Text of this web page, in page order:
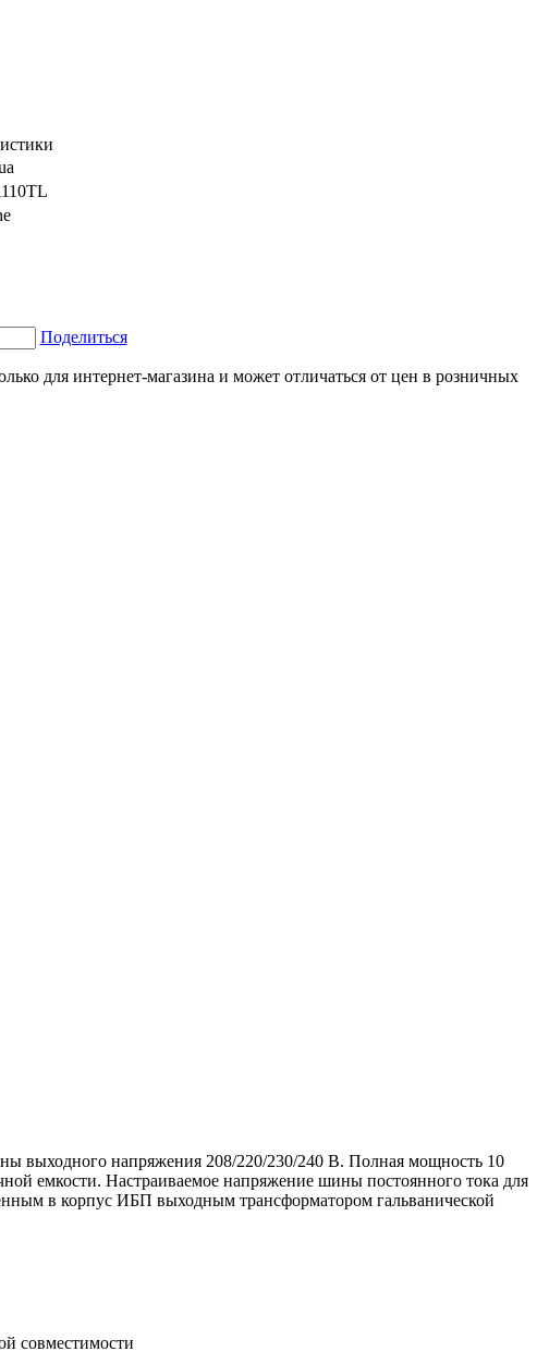
Поделиться
для интернет-магазина и может отличаться от цен в розничных
напряжения 208/220/230/240 В. Полная мощность 10
емкости. Настраиваемое напряжение шины постоянного тока для
в корпус ИБП выходным трансформатором гальванической
совместимости